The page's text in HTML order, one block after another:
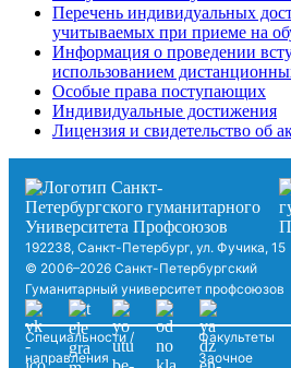
Перечень индивидуальных
учитываемых при приеме на
Информация о проведении
использованием
Особые права поступающих
Индивидуальные достижения
Лицензия и свидетельство об
192238, Санкт-Петербург, ул. Фучика, 15
© 2006–2026 Санкт-Петербургский
Гуманитарный университет профсоюзов
Специальности /
направления
Факультеты
Заочное